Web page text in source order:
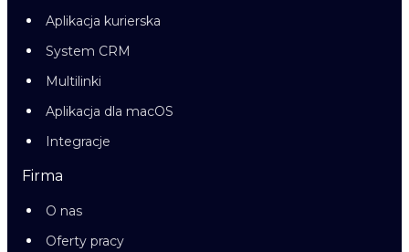
Aplikacja kurierska
System CRM
Multilinki
Aplikacja dla macOS
Integracje
Firma
O nas
Oferty pracy